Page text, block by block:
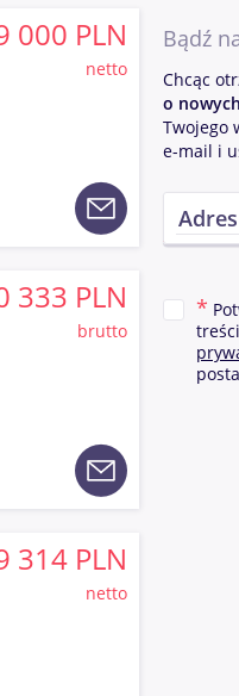
000 PLN
netto
333 PLN
brutto
314 PLN
netto
Bądź
Chcąc
o
Twojego
e-mail i